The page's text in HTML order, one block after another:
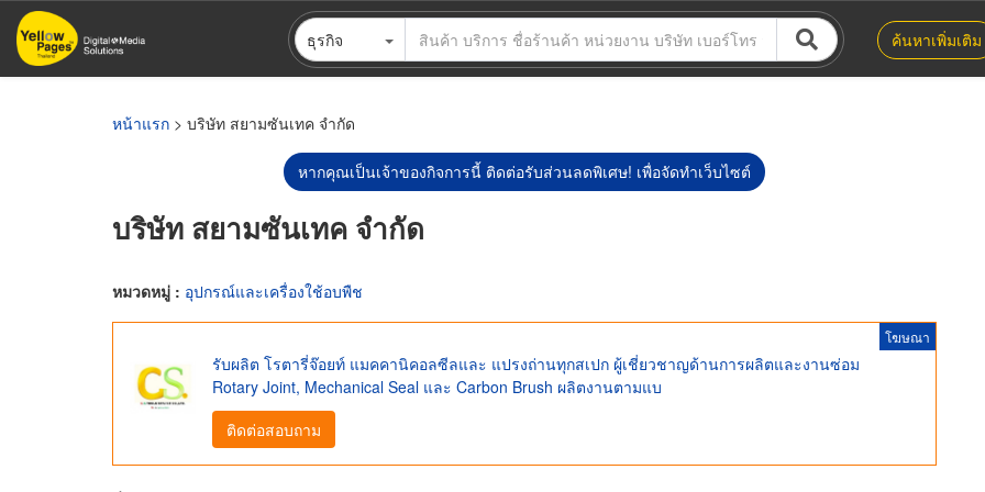
ข้าม
ไป
ธุรกิจ ค้นหาเพิ่มเติม
หน้าแรก > บริษัท สยามซันเทค จำกัด
หากคุณเป็นเจ้าของกิจการนี้ ติดต่อรับส่วนลดพิเศษ! เพื่อจัดทำเว็บไซต์
บริษัท สยามซันเทค จำกัด
หมวดหมู่ : อุปกรณ์และเครื่องใช้อบพืช
โฆษณา
รับผลิต โรตารี่จ๊อยท์ แมคคานิคอลซีลและ แปรงถ่านทุกสเปก ผู้เชี่ยวชาญด้านการผลิตและงานซ่อม
Rotary Joint, Mechanical Seal และ Carbon Brush ผลิตงานตามแบ
ติดต่อสอบถาม